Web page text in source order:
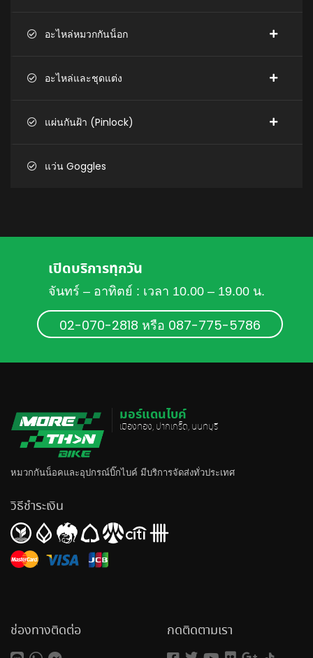
อะไหล่หมวกกันน็อก
อะไหล่และชุดแต่ง
แผ่นกันฝ้า (Pinlock)
แว่น Goggles
เปิดบริการทุกวัน
จันทร์ – อาทิตย์ : เวลา 10.00 – 19.00 น.
02-070-2818 หรือ 087-775-5786
มอร์แดนไบค์
เมืองทอง, ปากเกร็ด, นนทบุรี
หมวกกันน็อคและอุปกรณ์บิ๊กไบค์ มีบริการจัดส่งทั่วประเทศ
วิธีชำระเงิน
ช่องทางติดต่อ กดติดตามเรา